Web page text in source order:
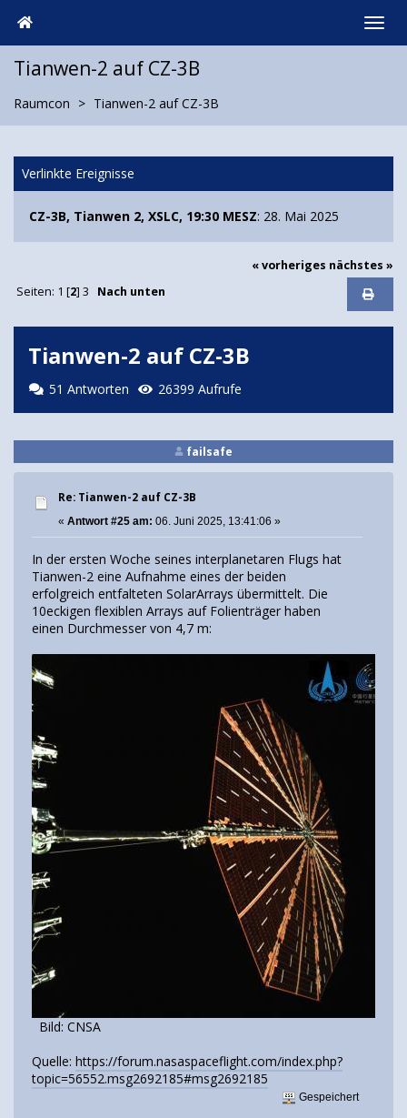
Tianwen-2 auf CZ-3B
Raumcon Tianwen-2 auf CZ-3B
Verlinkte Ereignisse
CZ-3B, Tianwen 2, XSLC, 19:30 MESZ: 28. Mai 2025
« vorheriges nächstes »
Seiten: 1 [2] 3 Nach unten
Tianwen-2 auf CZ-3B
51 Antworten 26399 Aufrufe
failsafe
Re: Tianwen-2 auf CZ-3B
« Antwort #25 am: 06. Juni 2025, 13:41:06 »
In der ersten Woche seines interplanetaren Flugs hat
Tianwen-2 eine Aufnahme eines der beiden
erfolgreich entfalteten SolarArrays übermittelt. Die
10eckigen flexiblen Arrays auf Folienträger haben
einen Durchmesser von 4,7 m:
Bild: CNSA
Quelle: https://forum.nasaspaceflight.com/index.php?
topic=56552.msg2692185#msg2692185
Gespeichert